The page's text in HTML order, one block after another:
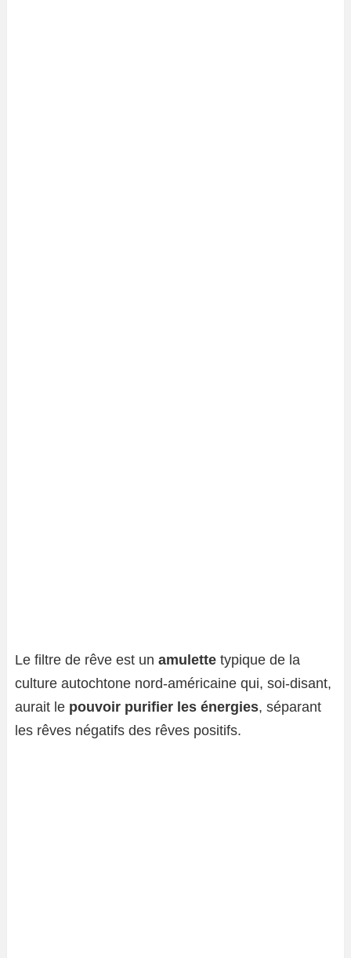
Le filtre de rêve est un amulette typique de la
culture autochtone nord-américaine qui, soi-disant,
aurait le pouvoir purifier les énergies, séparant
les rêves négatifs des rêves positifs.